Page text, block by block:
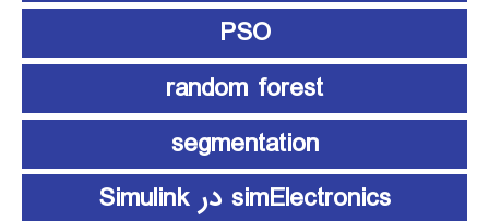
PSO
random forest
segmentation
simElectronics در Simulink